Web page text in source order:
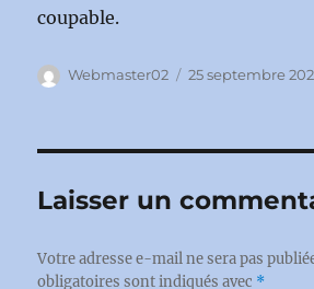
coupable.
Auteur
Webmaster02
Publié
25 septembre
Laisser un
Votre adresse e-mail ne sera pas
obligatoires sont indiqués avec *